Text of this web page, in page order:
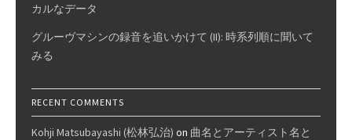
カルなデータ
グルーヴマシンの録音を追いかけて (II): 時系列順に聞いて
みる
RECENT COMMENTS
Kohji Matsubayashi (松林弘治) on 曲名とアーティスト名と